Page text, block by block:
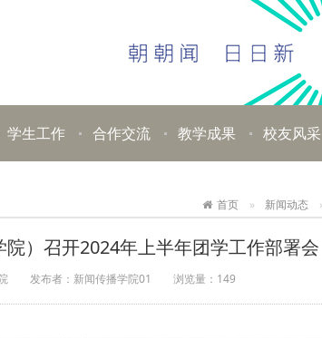
学生工作 合作交流 教学成果 校友风采
首页 新闻动态
）召开2024年上半年团学工作部署会
发布者：新闻传播学院01 浏览量： 149